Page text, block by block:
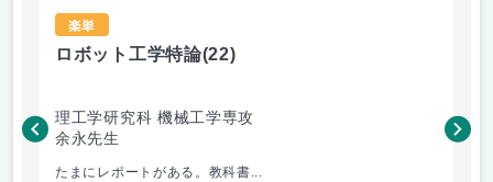
楽単
ロボット工学特論(22)
理工学研究科 機械工学専攻
余永先生
たまにレポートがある。教科書...
福